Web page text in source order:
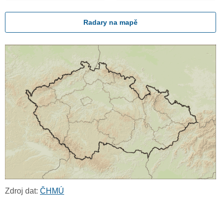
Radary na mapě
Zdroj dat: ČHMÚ